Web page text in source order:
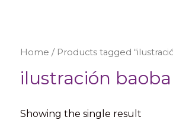
Home / Products tagged
ilustración
Showing the single result